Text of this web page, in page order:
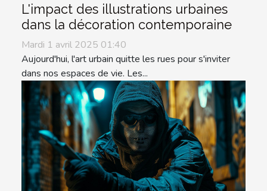
L'impact des illustrations urbaines
dans la décoration contemporaine
Mardi 1 avril 2025 01:40
Aujourd'hui, l'art urbain quitte les rues pour s'inviter
dans nos espaces de vie. Les...